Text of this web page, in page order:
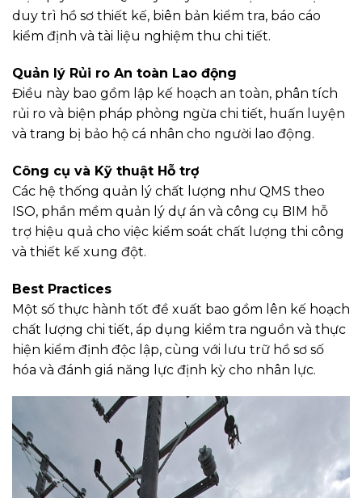
duy trì hồ sơ thiết kế, biên bản kiểm tra, báo cáo
kiểm định và tài liệu nghiệm thu chi tiết.
Quản lý Rủi ro An toàn Lao động
Điều này bao gồm lập kế hoạch an toàn, phân tích
rủi ro và biện pháp phòng ngừa chi tiết, huấn luyện
và trang bị bảo hộ cá nhân cho người lao động.
Công cụ và Kỹ thuật Hỗ trợ
Các hệ thống quản lý chất lượng như QMS theo
ISO, phần mềm quản lý dự án và công cụ BIM hỗ
trợ hiệu quả cho việc kiểm soát chất lượng thi công
và thiết kế xung đột.
Best Practices
Một số thực hành tốt đề xuất bao gồm lên kế hoạch
chất lượng chi tiết, áp dụng kiểm tra nguồn và thực
hiện kiểm định độc lập, cùng với lưu trữ hồ sơ số
hóa và đánh giá năng lực định kỳ cho nhân lực.